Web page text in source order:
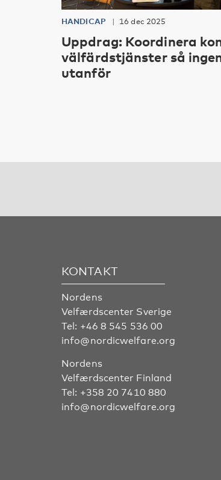
HANDICAP 16 dec 2025
Uppdrag: Koordinera
välfärdstjänster så
utanför
KONTAKT
Nordens
Velfærdscenter Sverige
Tel: +46 8 545 536 00
info@nordicwelfare.org
Nordens
Velfærdscenter Finland
Tel: +358 20 7410 880
info@nordicwelfare.org